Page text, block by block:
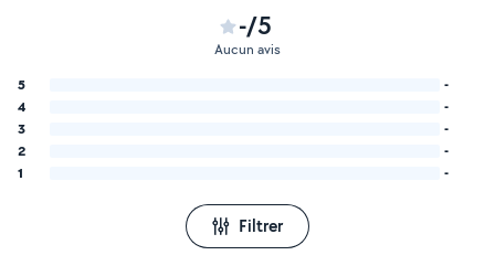
-/5
Aucun avis
5
-
4
-
3
-
2
-
1
-
Filtrer